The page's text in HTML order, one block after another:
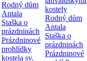
Rodný dům
Antala
Staška o
prázdninách
Prázdninové
prohlídky
kostela sv.
kostely
Rodný dům
Antala
Staška o
prázdninách
Prázdninové